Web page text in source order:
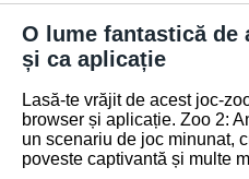
STIRI
INCURSIUNI DESPRE
ÎNTREBĂRI FRECVENTE
O lume fantastică de
și ca aplicație
Lasă-te vrăjit de acest joc-
browser și aplicație. Zoo 2:
un scenariu de joc minunat,
poveste captivantă și multe